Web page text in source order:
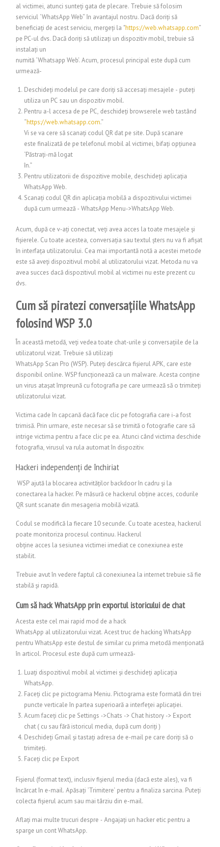
al victimei, atunci sunteți gata de plecare. Trebuie să folosim
serviciul ‘WhatsApp Web“ în avantajul nostru. Dacă doriți să
beneficiați de acest serviciu, mergeți la "https://web.whatsapp.com”
pe PC-ul dvs. Dacă doriți să utilizați un dispozitiv mobil, trebuie să
instalați un
numită ‘Whatsapp Web’. Acum, procesul principal este după cum
urmează-
Deschideți modelul pe care doriți să accesați mesajele - puteți
utiliza un PC sau un dispozitiv mobil.
Pentru a-l accesa de pe PC, deschideți browserele web tastând
“https://web.whatsapp.com.”
Vi se va cere să scanați codul QR dat pe site. După scanare
este finalizată de pe telefonul mobil al victimei, bifați opțiunea
‘Păstrați-mă logat
în.”
Pentru utilizatorii de dispozitive mobile, deschideți aplicația
WhatsApp Web.
Scanați codul QR din aplicația mobilă a dispozitivului victimei
după cum urmează - WhatsApp Menu->WhatsApp Web.
Acum, după ce v-ați conectat, veți avea acces la toate mesajele și
fișierele. Cu toate acestea, conversația sau textul șters nu va fi afișat
în interfața utilizatorului. Cea mai importantă notă a acestei metode
este să aveți dispozitivul mobil al utilizatorului vizat. Metoda nu va
avea succes dacă dispozitivul mobil al victimei nu este prezent cu
dvs.
Cum să piratezi conversațiile WhatsApp
folosind WSP 3.0
În această metodă, veți vedea toate chat-urile și conversațiile de la
utilizatorul vizat. Trebuie să utilizați
WhatsApp Scan Pro (WSP). Puteți descărca fișierul APK, care este
disponibil online. WSP funcționează ca un malware. Acesta conține
un virus atașat împreună cu fotografia pe care urmează să o trimiteți
utilizatorului vizat.
Victima cade în capcană dacă face clic pe fotografia care i-a fost
trimisă. Prin urmare, este necesar să se trimită o fotografie care să
intrige victima pentru a face clic pe ea. Atunci când victima deschide
fotografia, virusul va rula automat în dispozitiv.
Hackeri independenți de închiriat
WSP ajută la blocarea activităților backdoor în cadru și la
conectarea la hacker. Pe măsură ce hackerul obține acces, codurile
QR sunt scanate din mesageria mobilă vizată.
Codul se modifică la fiecare 10 secunde. Cu toate acestea, hackerul
poate monitoriza procesul continuu. Hackerul
obține acces la sesiunea victimei imediat ce conexiunea este
stabilit.
Trebuie avut în vedere faptul că conexiunea la internet trebuie să fie
stabilă și rapidă.
Cum să hack WhatsApp prin exportul istoricului de chat
Acesta este cel mai rapid mod de a hack
WhatsApp al utilizatorului vizat. Acest truc de hacking WhatsApp
pentru WhatsApp este destul de similar cu prima metodă menționată
în articol. Procesul este după cum urmează-
Luați dispozitivul mobil al victimei și deschideți aplicația
WhatsApp.
Faceți clic pe pictograma Meniu. Pictograma este formată din trei
puncte verticale în partea superioară a interfeței aplicației.
Acum faceți clic pe Settings ->Chats -> Chat history -> Export
chat ( cu sau fără istoricul media, după cum doriți )
Deschideți Gmail și tastați adresa de e-mail pe care doriți să o
trimiteți.
Faceți clic pe Export
Fișierul (format text), inclusiv fișierul media (dacă este ales), va fi
încărcat în e-mail. Apăsați ‘Trimitere’ pentru a finaliza sarcina. Puteți
colecta fișierul acum sau mai târziu din e-mail.
Aflați mai multe trucuri despre - Angajați un hacker etic pentru a
sparge un cont WhatsApp.